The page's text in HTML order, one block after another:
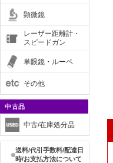
顕微鏡
レーザー距離計・
スピードガン
単眼鏡・ルーペ
その他
中古品
中古/在庫処分品
送料/代引手数料/配達日
時/お支払方法について